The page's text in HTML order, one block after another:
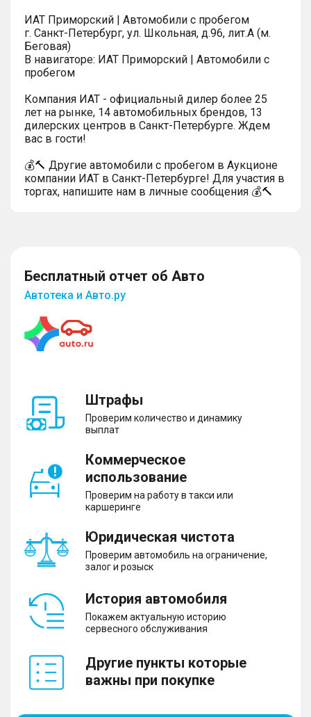
ИАТ Приморский | Автомобили с пробегом
г. Санкт-Петербург, ул. Школьная, д.96, лит.А (м.
Беговая)
В навигаторе: ИАТ Приморский | Автомобили с
пробегом
Компания ИАТ - официальный дилер более 25
лет на рынке, 14 автомобильных брендов, 13
дилерских центров в Санкт-Петербурге. Ждем
вас в гости!
💰🔨 Другие автомобили с пробегом в Аукционе
компании ИАТ в Санкт-Петербурге! Для участия в
торгах, напишите нам в личные сообщения 💰🔨
Бесплатный отчет об Авто
Автотека и Авто.ру
Штрафы
Проверим количество и динамику
выплат
Коммерческое
использование
Проверим на работу в такси или
каршеринге
Юридическая чистота
Проверим автомобиль на ограничение,
залог и розыск
История автомобиля
Покажем актуальную историю
сервесного обслуживания
Другие пункты которые
важны при покупке